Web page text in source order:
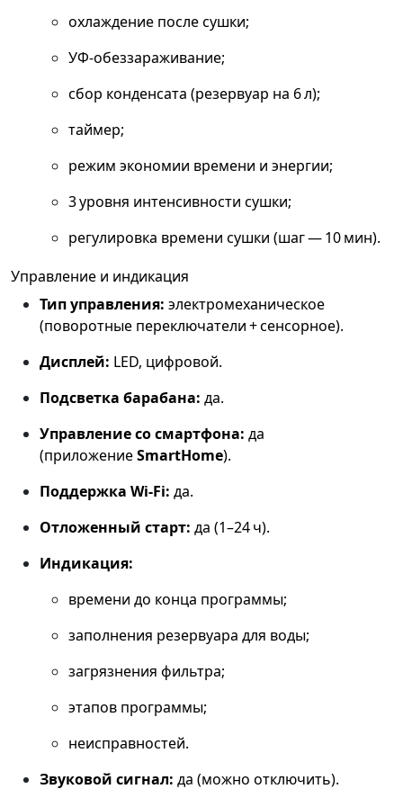
охлаждение после сушки;
УФ‑обеззараживание;
сбор конденсата (резервуар на 6 л);
таймер;
режим экономии времени и энергии;
3 уровня интенсивности сушки;
регулировка времени сушки (шаг — 10 мин).
Управление и индикация
Тип управления: электромеханическое
(поворотные переключатели + сенсорное).
Дисплей: LED, цифровой.
Подсветка барабана: да.
Управление со смартфона: да
(приложениеSmartHome).
Поддержка Wi‑Fi: да.
Отложенный старт: да (1–24 ч).
Индикация:
времени до конца программы;
заполнения резервуара для воды;
загрязнения фильтра;
этапов программы;
неисправностей.
Звуковой сигнал: да (можно отключить).